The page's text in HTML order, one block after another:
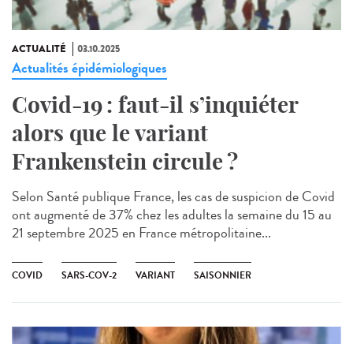
ACTUALITÉ 03.10.2025
Actualités épidémiologiques
Covid-19 : faut-il s’inquiéter
alors que le variant
Frankenstein circule ?
Selon Santé publique France, les cas de suspicion de Covid
ont augmenté de 37% chez les adultes la semaine du 15 au
21 septembre 2025 en France métropolitaine...
COVID SARS-COV-2 VARIANT SAISONNIER